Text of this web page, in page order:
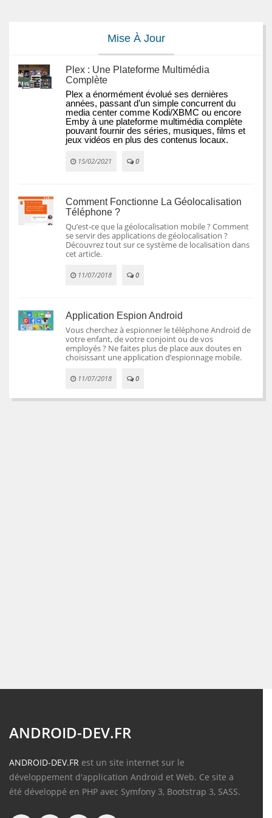
Mise À Jour
Plex : Une Plateforme Multimédia
Complète
Plex a énormément évolué ses dernières
années, passant d’un simple concurrent du
media center comme Kodi/XBMC ou encore
Emby à une plateforme multimédia complète
pouvant fournir des séries, musiques, films et
jeux vidéos en plus des contenus locaux.
15/02/2021 0
Comment Fonctionne La Géolocalisation
Téléphone ?
Qu’est-ce que la géolocalisation mobile ? Comment
se servir des applications de géolocalisation ?
Découvrez tout sur ce système de localisation dans
cet article.
11/07/2018 0
Application Espion Android
Vous cherchez à espionner le téléphone Android de
votre enfant, de votre conjoint ou de vos
employés ? Ne faites plus de place aux doutes en
choisissant une application d’espionnage mobile.
11/07/2018 0
ANDROID-DEV.FR
ANDROID-DEV.FR est un site internet sur le
développement d'application Android et Web. Ce site a
été développé en PHP avec Symfony 3, Bootstrap 3, SASS.